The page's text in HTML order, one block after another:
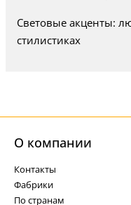
Световые акценты:
стилистиках
О компании
Контакты
Фабрики
По странам